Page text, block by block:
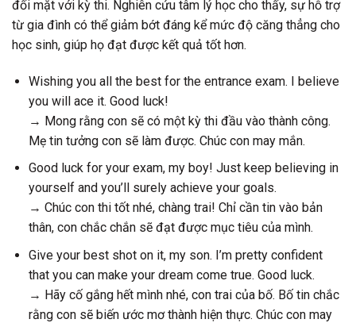
đối mặt với kỳ thi. Nghiên cứu tâm lý học cho thấy, sự hỗ trợ
từ gia đình có thể giảm bớt đáng kể mức độ căng thẳng cho
học sinh, giúp họ đạt được kết quả tốt hơn.
Wishing you all the best for the entrance exam. I believe
you will ace it. Good luck!
→ Mong rằng con sẽ có một kỳ thi đầu vào thành công.
Mẹ tin tưởng con sẽ làm được. Chúc con may mắn.
Good luck for your exam, my boy! Just keep believing in
yourself and you’ll surely achieve your goals.
→ Chúc con thi tốt nhé, chàng trai! Chỉ cần tin vào bản
thân, con chắc chắn sẽ đạt được mục tiêu của mình.
Give your best shot on it, my son. I’m pretty confident
that you can make your dream come true. Good luck.
→ Hãy cố gắng hết mình nhé, con trai của bố. Bố tin chắc
rằng con sẽ biến ước mơ thành hiện thực. Chúc con may